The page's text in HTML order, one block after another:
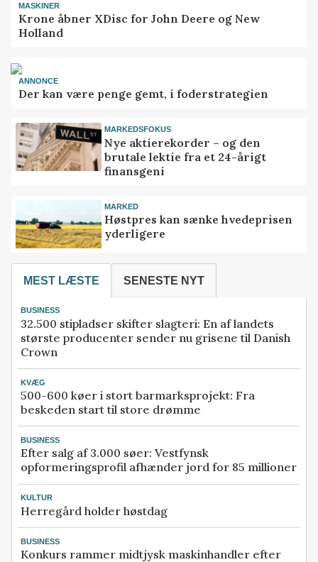
MASKINER
Krone åbner XDisc for John Deere og New
Holland
ANNONCE
Der kan være penge gemt, i foderstrategien
MARKEDSFOKUS
Nye aktierekorder – og den
brutale lektie fra et 24-årigt
finansgeni
MARKED
Høstpres kan sænke hvedeprisen
yderligere
MEST LÆSTE SENESTE NYT
BUSINESS
32.500 stipladser skifter slagteri: En af landets
største producenter sender nu grisene til Danish
Crown
KVÆG
500-600 køer i stort barmarksprojekt: Fra
beskeden start til store drømme
BUSINESS
Efter salg af 3.000 søer: Vestfynsk
opformeringsprofil afhænder jord for 85 millioner
KULTUR
Herregård holder høstdag
BUSINESS
Konkurs rammer midtjysk maskinhandler efter